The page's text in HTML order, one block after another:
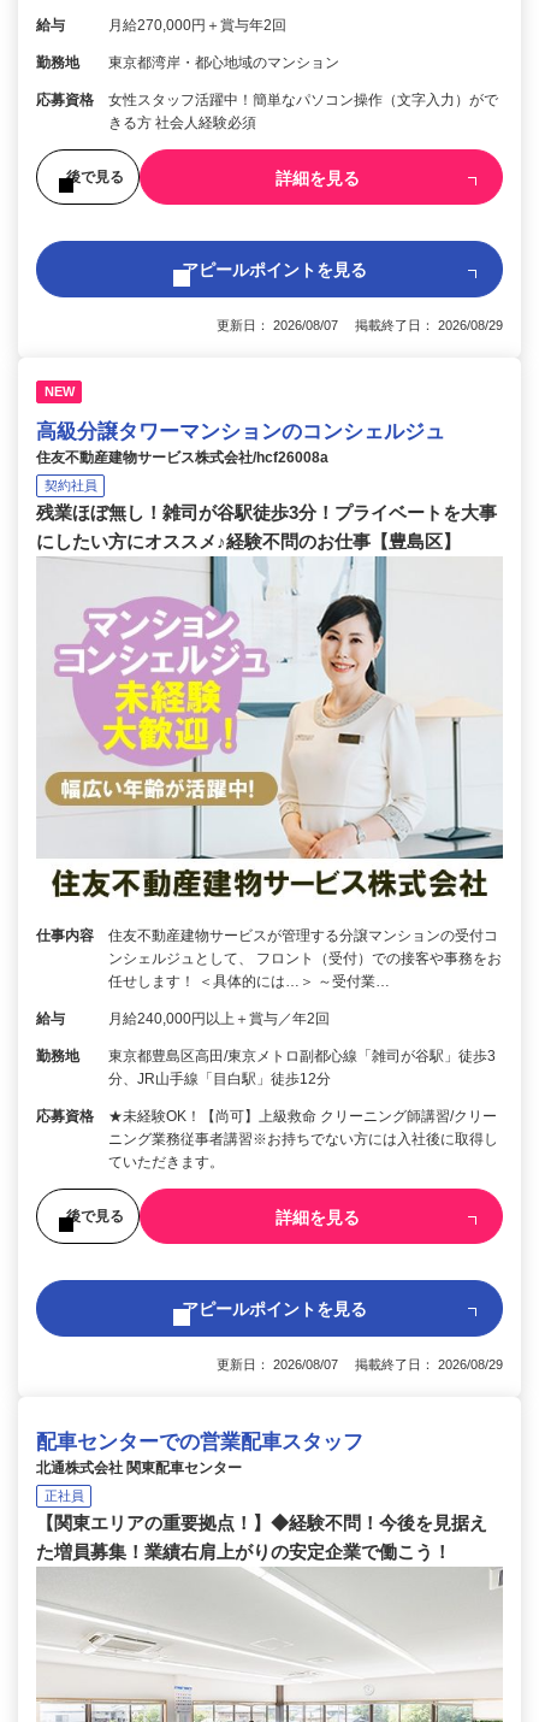
給与 月給270,000円＋賞与年2回
勤務地 東京都湾岸・都心地域のマンション
応募資格
女性スタッフ活躍中！簡単なパソコン操作（文字入力）がで
きる方 社会人経験必須
後で見る 詳細を見る
アピールポイントを見る
更新日： 2026/08/07 掲載終了日： 2026/08/29
NEW
高級分譲タワーマンションのコンシェルジュ
住友不動産建物サービス株式会社/hcf26008a
契約社員
残業ほぼ無し！雑司が谷駅徒歩3分！プライベートを大事
にしたい方にオススメ♪経験不問のお仕事【豊島区】
仕事内容
住友不動産建物サービスが管理する分譲マンションの受付コ
ンシェルジュとして、 フロント（受付）での接客や事務をお
任せします！ ＜具体的には…＞ ～受付業…
給与 月給240,000円以上＋賞与／年2回
勤務地
東京都豊島区高田/東京メトロ副都心線「雑司が谷駅」徒歩3
分、JR山手線「目白駅」徒歩12分
応募資格
★未経験OK！【尚可】上級救命 クリーニング師講習/クリー
ニング業務従事者講習※お持ちでない方には入社後に取得し
ていただきます。
後で見る 詳細を見る
アピールポイントを見る
更新日： 2026/08/07 掲載終了日： 2026/08/29
配車センターでの営業配車スタッフ
北通株式会社 関東配車センター
正社員
【関東エリアの重要拠点！】◆経験不問！今後を見据え
た増員募集！業績右肩上がりの安定企業で働こう！